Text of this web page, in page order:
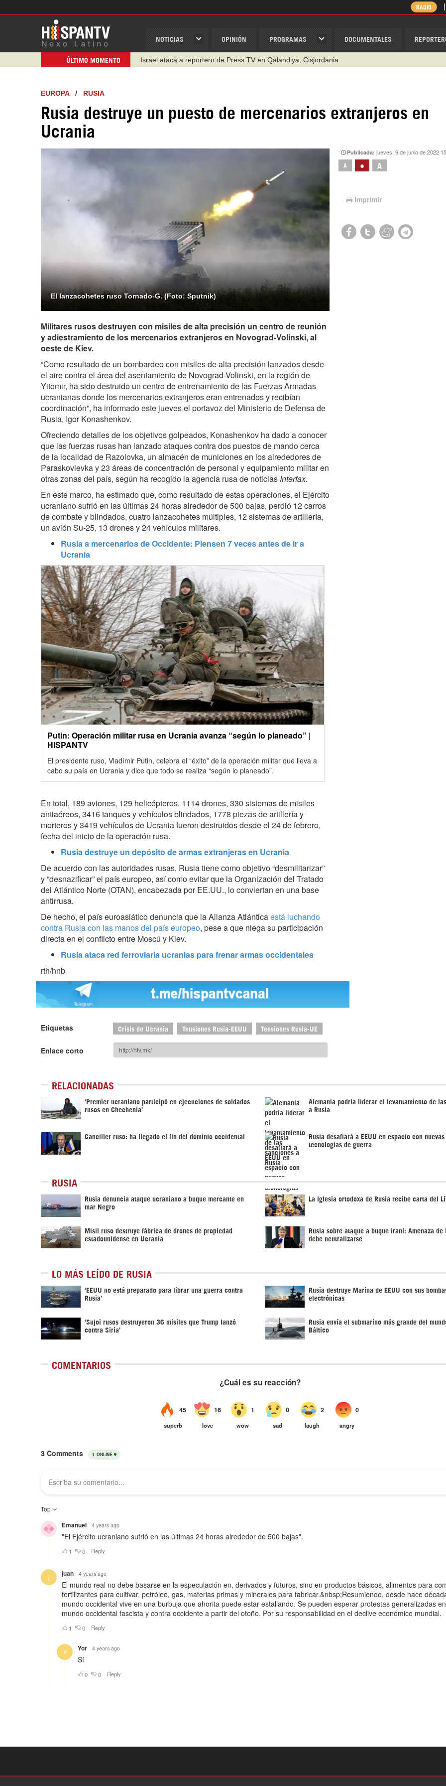
NOTICIAS OPINIÓN PROGRAMAS DOCUMENTALES
RADIO
ÚLTIMO MOMENTO Israel ataca a reportero de Press TV en Qalandiya, Cisjordania
EUROPA/ RUSIA
Rusia destruye un puesto de mercenarios extranjeros en
Ucrania
El lanzacohetes ruso Tornado-G. (Foto: Sputnik)
Publicada:jueves, 9 de junio de 2022
A • A
Imprimir
Militares rusos destruyen con misiles de alta precisión un centro de reunión
y adiestramiento de los mercenarios extranjeros en Novograd-Volinski, al
oeste de Kiev.
“Como resultado de un bombardeo con misiles de alta precisión lanzados desde
el aire contra el área del asentamiento de Novograd-Volinski, en la región de
Yitomir, ha sido destruido un centro de entrenamiento de las Fuerzas Armadas
ucranianas donde los mercenarios extranjeros eran entrenados y recibían
coordinación”, ha informado este jueves el portavoz del Ministerio de Defensa de
Rusia, Igor Konashenkov.
Ofreciendo detalles de los objetivos golpeados, Konashenkov ha dado a conocer
que las fuerzas rusas han lanzado ataques contra dos puestos de mando cerca
de la localidad de Razolovka, un almacén de municiones en los alrededores de
Paraskovievka y 23 áreas de concentración de personal y equipamiento militar en
otras zonas del país, según ha recogido la agencia rusa de noticias Interfax.
En este marco, ha estimado que, como resultado de estas operaciones, el Ejército
ucraniano sufrió en las últimas 24 horas alrededor de 500 bajas, perdió 12 carros
de combate y blindados, cuatro lanzacohetes múltiples, 12 sistemas de artillería,
un avión Su-25, 13 drones y 24 vehículos militares.
Rusia a mercenarios de Occidente: Piensen 7 veces antes de ir a
Ucrania
Putin: Operación militar rusa en Ucrania avanza “según lo planeado” |
HISPANTV
El presidente ruso, Vladímir Putin, celebra el “éxito” de la operación militar que lleva a
cabo su país en Ucrania y dice que todo se realiza “según lo planeado”.
En total, 189 aviones, 129 helicópteros, 1114 drones, 330 sistemas de misiles
antiaéreos, 3416 tanques y vehículos blindados, 1778 piezas de artillería y
morteros y 3419 vehículos de Ucrania fueron destruidos desde el 24 de febrero,
fecha del inicio de la operación rusa.
Rusia destruye un depósito de armas extranjeras en Ucrania
De acuerdo con las autoridades rusas, Rusia tiene como objetivo “desmilitarizar”
y “desnazificar” el país europeo, así como evitar que la Organización del Tratado
del Atlántico Norte (OTAN), encabezada por EE.UU., lo conviertan en una base
antirrusa.
De hecho, el país euroasiático denuncia que la Alianza Atlánticaestá luchando
contra Rusia con las manos del país europeo, pese a que niega su participación
directa en el conflicto entre Moscú y Kiev.
Rusia ataca red ferroviaria ucranias para frenar armas occidentales
rth/hnb
Etiquetas Crisis de Ucrania Tensiones Rusia-EEUU Tensiones Rusia-UE
Enlace corto
RELACIONADAS
‘Premier ucraniano participó en ejecuciones de soldados
rusos en Chechenia’
Alemania podría liderar el levantamiento de
a Rusia
Canciller ruso: ha llegado el fin del dominio occidental Rusia desafiará a EEUU en espacio con nuevas
tecnologías de guerra
RUSIA
Rusia denuncia ataque ucraniano a buque mercante en
mar Negro
La Iglesia ortodoxa de Rusia recibe carta del
Misil ruso destruye fábrica de drones de propiedad
estadounidense en Ucrania
Rusia sobre ataque a buque iraní: Amenaza de
debe neutralizarse
LO MÁS LEÍDO DE RUSIA
‘EEUU no está preparado para librar una guerra contra
Rusia’
Rusia destruye Marina de EEUU con sus
electrónicas
‘Sujoi rusos destruyeron 36 misiles que Trump lanzó
contra Siria’
Rusia envía el submarino más grande del
Báltico
COMENTARIOS